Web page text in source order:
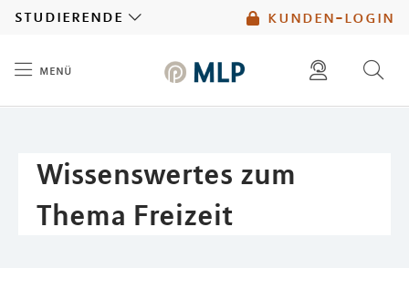
kunden-login
studierende
menü
Wissenswertes zum
Thema Freizeit